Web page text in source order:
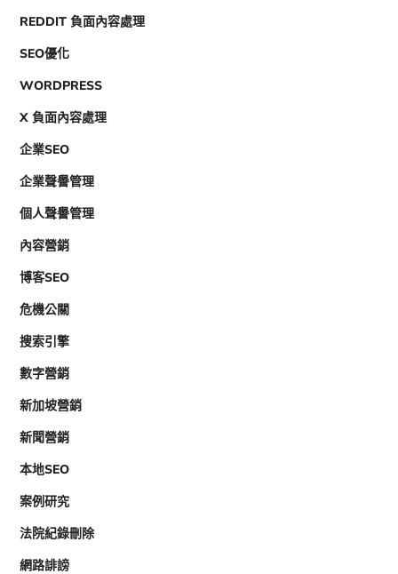
REDDIT 負面內容處理
SEO優化
WORDPRESS
X 負面內容處理
企業SEO
企業聲譽管理
個人聲譽管理
內容營銷
博客SEO
危機公關
搜索引擎
數字營銷
新加坡營銷
新聞營銷
本地SEO
案例研究
法院紀錄刪除
網路誹謗